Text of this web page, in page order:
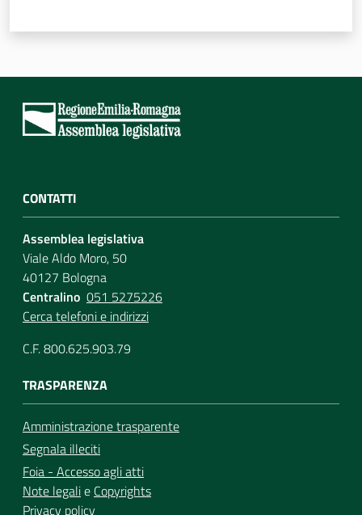
CONTATTI
Assemblea legislativa
Viale Aldo Moro, 50
40127 Bologna
Centralino 051 5275226
Cerca telefoni e indirizzi
C.F. 800.625.903.79
TRASPARENZA
Amministrazione trasparente
Segnala illeciti
Foia - Accesso agli atti
Note legalie Copyrights
Privacy policy